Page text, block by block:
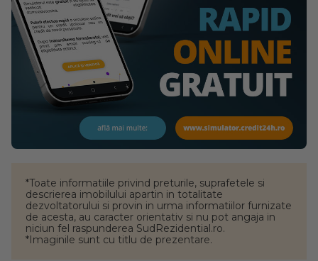
*Toate informatiile privind preturile, suprafetele si
descrierea imobilului apartin in totalitate
dezvoltatorului si provin in urma informatiilor furnizate
de acesta, au caracter orientativ si nu pot angaja in
niciun fel raspunderea SudRezidential.ro.
*Imaginile sunt cu titlu de prezentare.